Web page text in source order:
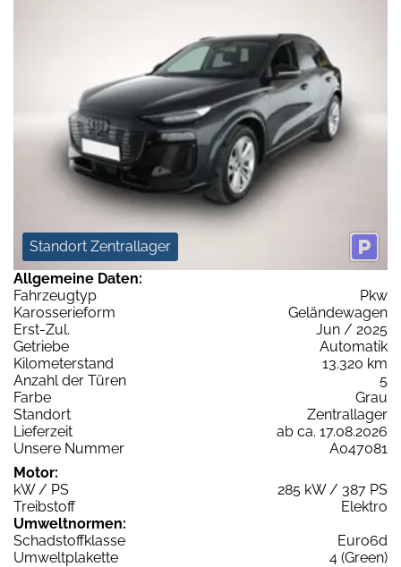
Standort Zentrallager
Allgemeine Daten:
Fahrzeugtyp
Pkw
Karosserieform
Geländewagen
Erst-Zul.
Jun / 2025
Getriebe
Automatik
Kilometerstand
13.320 km
Anzahl der Türen
5
Farbe
Grau
Standort
Zentrallager
Lieferzeit
ab ca. 17.08.2026
Unsere Nummer
A047081
Motor:
kW / PS
285 kW / 387 PS
Treibstoff
Elektro
Umweltnormen:
Schadstoffklasse
Euro6d
Umweltplakette
4 (Green)